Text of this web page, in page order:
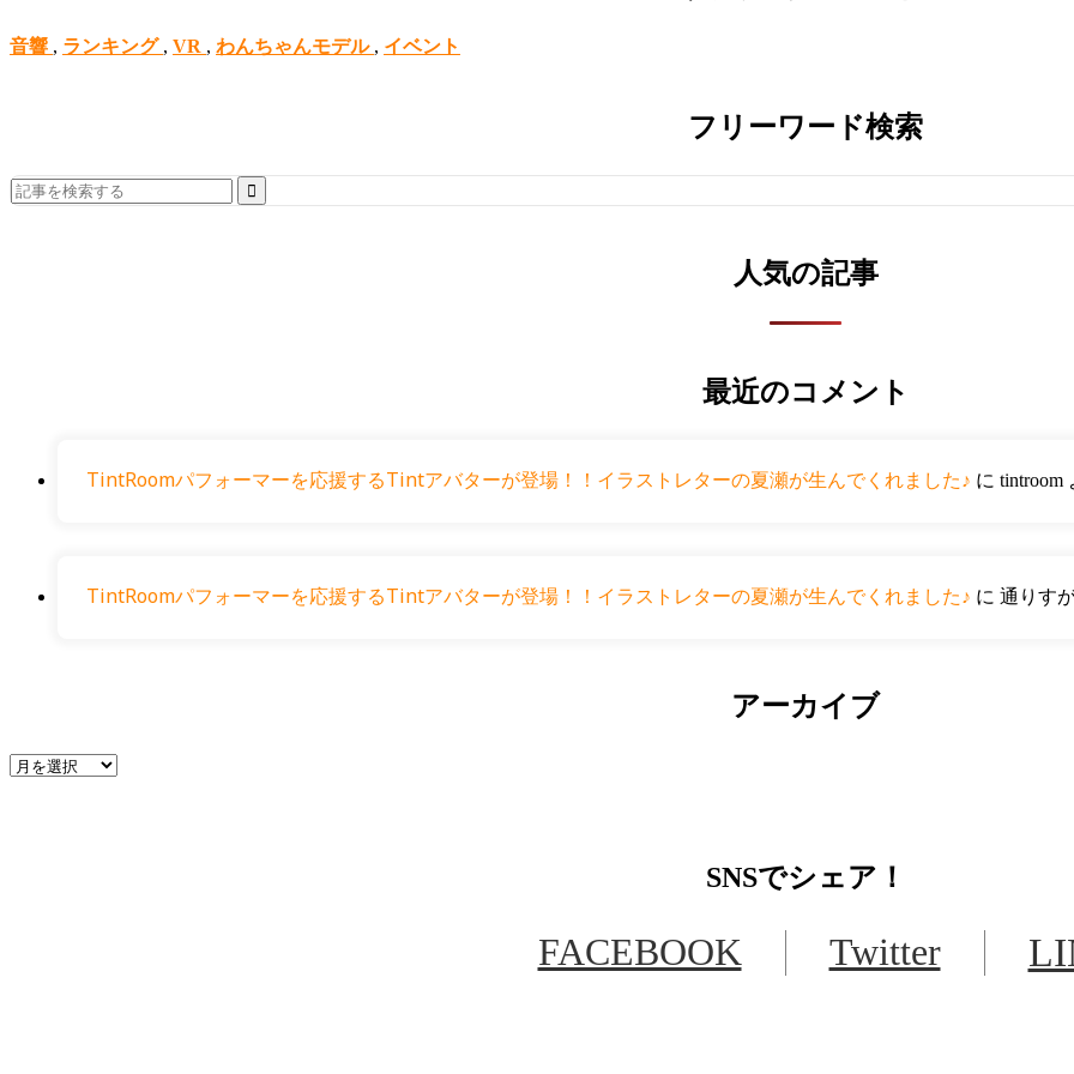
音響 , ランキング , VR , わんちゃんモデル , イベント
フリーワード検索
Search
for:
人気の記事
最近のコメント
TintRoomパフォーマーを応援するTintアバターが登場！！イラストレターの夏瀬が生んでくれました♪ に tintroom
TintRoomパフォーマーを応援するTintアバターが登場！！イラストレターの夏瀬が生んでくれました♪ に 通りす
アーカイブ
SNSでシェア！
FACEBOOK Twitter